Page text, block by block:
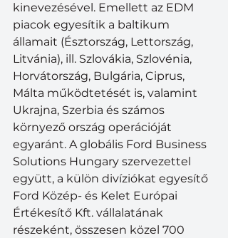
kinevezésével. Emellett az EDM
piacok egyesítik a baltikum
államait (Észtország, Lettország,
Litvánia), ill. Szlovákia, Szlovénia,
Horvátország, Bulgária, Ciprus,
Málta működtetését is, valamint
Ukrajna, Szerbia és számos
környező ország operációját
egyaránt. A globális Ford Business
Solutions Hungary szervezettel
együtt, a külön divíziókat egyesítő
Ford Közép- és Kelet Európai
Értékesítő Kft. vállalatának
részeként, összesen közel 700